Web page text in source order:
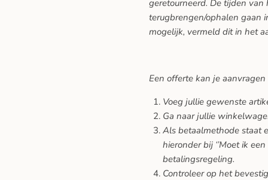
geretourneerd. De tijden
terugbrengen/ophalen gaan
mogelijk, vermeld dit in het
Een offerte kan je
Voeg jullie gewenste
Ga naar jullie
Als betaalmethode staat
hieronder bij ‘’Moet ik
betalingsregeling.
Controleer op het